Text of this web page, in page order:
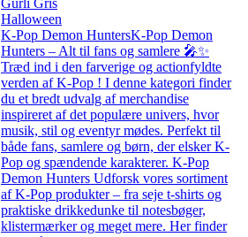
Halloween
K-Pop Demon HuntersK-Pop Demon
Hunters – Alt til fans og samlere 🎤✨
Træd ind i den farverige og actionfyldte
verden af K-Pop ! I denne kategori finder
du et bredt udvalg af merchandise
inspireret af det populære univers, hvor
musik, stil og eventyr mødes. Perfekt til
både fans, samlere og børn, der elsker K-
Pop og spændende karakterer. K-Pop
Demon Hunters Udforsk vores sortiment
af K-Pop produkter – fra seje t-shirts og
praktiske drikkedunke til notesbøger,
klistermærker og meget mere. Her finder